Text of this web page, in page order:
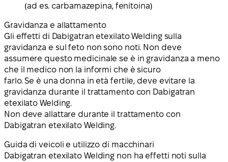
(ad es. carbamazepina, fenitoina)
Gravidanza e allattamento
Gli effetti di Dabigatran etexilato Welding sulla
gravidanza e sul feto non sono noti. Non deve
assumere questo medicinale se è in gravidanza a meno
che il medico non la informi che è sicuro
farlo. Se è una donna in età fertile, deve evitare la
gravidanza durante il trattamento con Dabigatran
etexilato Welding.
Non deve allattare durante il trattamento con
Dabigatran etexilato Welding.
Guida di veicoli e utilizzo di macchinari
Dabigatran etexilato Welding non ha effetti noti sulla